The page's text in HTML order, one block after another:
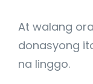
At walang
donasyong
na linggo.